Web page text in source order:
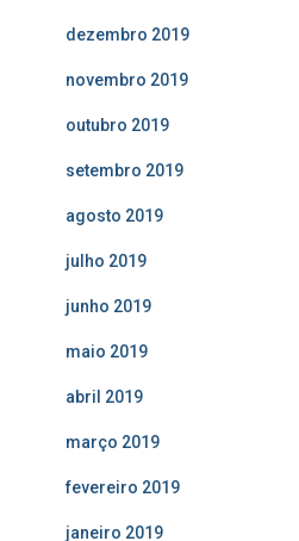
dezembro 2019
novembro 2019
outubro 2019
setembro 2019
agosto 2019
julho 2019
junho 2019
maio 2019
abril 2019
março 2019
fevereiro 2019
janeiro 2019